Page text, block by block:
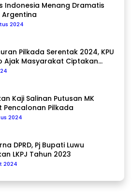
Indonesia Menang Dramatis
Argentina
2024
Pilkada Serentak 2024, KPU
Ajak Masyarakat Ciptakan
Damai
Kaji Salinan Putusan MK
Pencalonan Pilkada
2024
DPRD, Pj Bupati Luwu
LKPJ Tahun 2023
2024